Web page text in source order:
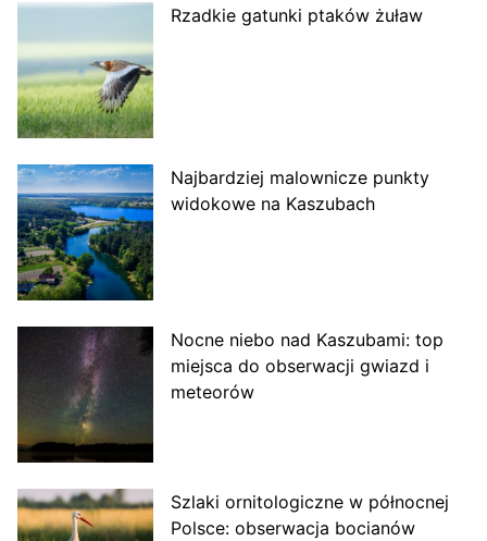
Rzadkie gatunki ptaków żuław
Najbardziej malownicze punkty
widokowe na Kaszubach
Nocne niebo nad Kaszubami: top
miejsca do obserwacji gwiazd i
meteorów
Szlaki ornitologiczne w północnej
Polsce: obserwacja bocianów